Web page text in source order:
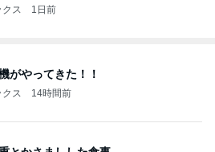
ス 1日前
がやってきた！！
ス 14時間前